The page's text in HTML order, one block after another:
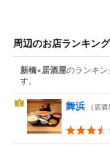
周辺のお店ランキング
新橋×居酒屋のランキン
す。
1 舞浜 （居